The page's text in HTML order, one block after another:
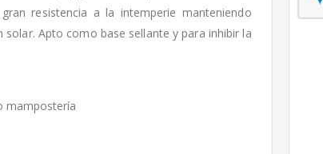
resistencia a la intemperie manteniendo
Apto como base sellante y para inhibir la
mampostería